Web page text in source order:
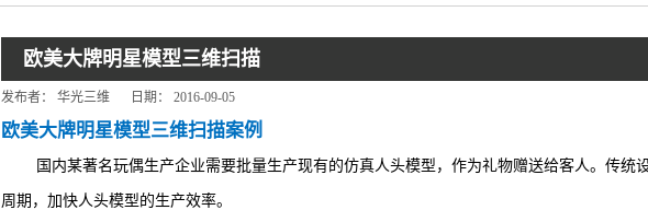
欧美大牌明星模型三维扫描
发布者： 华光三维 日期： 2016-09-05
欧美大牌明星模型三维扫描案例
国内某著名玩偶生产企业需要批量生产现有的仿真人头模型，作为礼物赠送给客人。传
周期，加快人头模型的生产效率。